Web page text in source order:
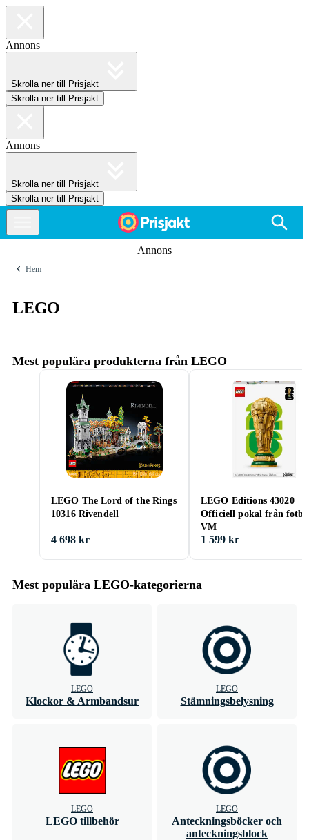
Annons
Skrolla ner till Prisjakt
Skrolla ner till Prisjakt
Annons
Skrolla ner till Prisjakt
Skrolla ner till Prisjakt
Annons
Hem
LEGO
Mest populära produkterna från LEGO
LEGO The Lord of the Rings
10316 Rivendell
4 698 kr
LEGO Editions 43020
Officiell pokal från
VM
1 599 kr
Mest populära LEGO-kategorierna
LEGO
Klockor & Armbandsur
LEGO
Stämningsbelysning
LEGO
LEGO tillbehör
LEGO
Anteckningsböcker och
anteckningsblock